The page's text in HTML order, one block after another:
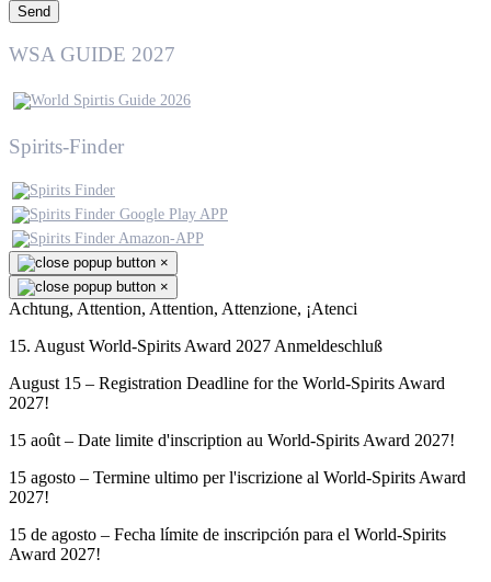
Send
WSA GUIDE 2027
Spirits-Finder
×
×
Achtung, Attention, Attention, Attenzione, ¡Atenci
15. August World-Spirits Award 2027 Anmeldeschluß
August 15 – Registration Deadline for the World-Spirits Award
2027!
15 août – Date limite d'inscription au World-Spirits Award 2027!
15 agosto – Termine ultimo per l'iscrizione al World-Spirits Award
2027!
15 de agosto – Fecha límite de inscripción para el World-Spirits
Award 2027!